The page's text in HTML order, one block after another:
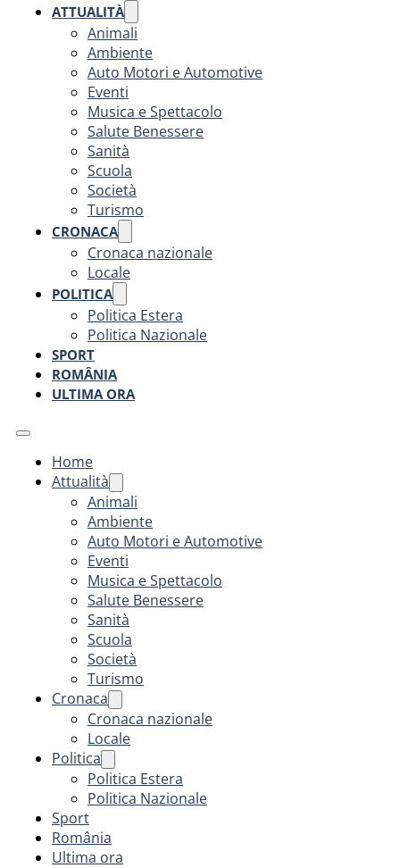
ATTUALITÀ
Animali
Ambiente
Auto Motori e Automotive
Eventi
Musica e Spettacolo
Salute Benessere
Sanità
Scuola
Società
Turismo
CRONACA
Cronaca nazionale
Locale
POLITICA
Politica Estera
Politica Nazionale
SPORT
ROMÂNIA
ULTIMA ORA
Home
Attualità
Animali
Ambiente
Auto Motori e Automotive
Eventi
Musica e Spettacolo
Salute Benessere
Sanità
Scuola
Società
Turismo
Cronaca
Cronaca nazionale
Locale
Politica
Politica Estera
Politica Nazionale
Sport
România
Ultima ora